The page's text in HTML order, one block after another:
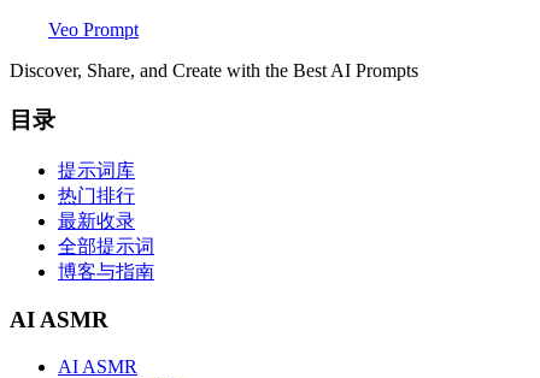
Veo Prompt
Discover, Share, and Create with the Best AI Prompts
目录
提示词库
热门排行
最新收录
全部提示词
博客与指南
AI ASMR
AI ASMR